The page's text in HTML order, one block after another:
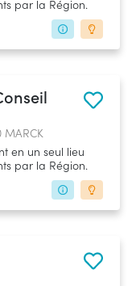
par la Région.
en un seul lieu
par la Région.